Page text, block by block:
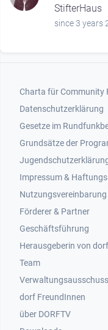
StifterHaus
since 3 years
Footer 1
Charta für Community
Datenschutzerklärung
Gesetze im
Grundsätze der
Impressum &
Nutzungsvereinbarung
Footer 2
Förderer & Partner
Geschäftsführung
Herausgeberin von dorf
Team
Verwaltungsausschuss
dorf FreundInnen
Footer 3
über DORFTV